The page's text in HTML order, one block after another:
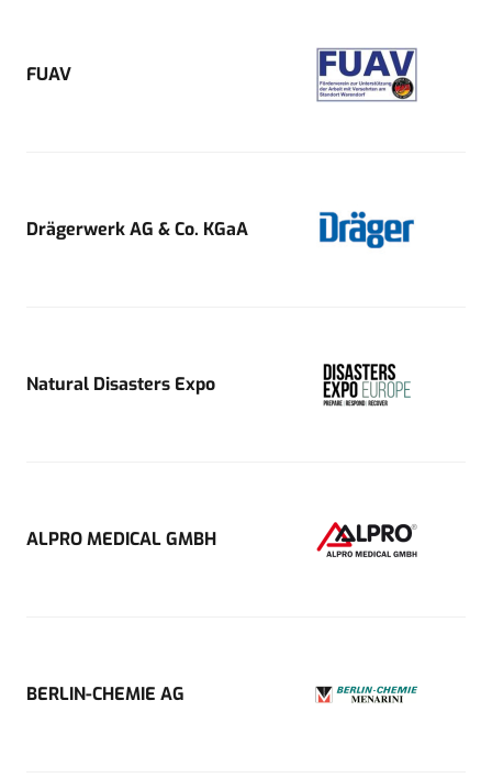
FUAV
Drägerwerk AG & Co. KGaA
Natural Disasters Expo
ALPRO MEDICAL GMBH
BERLIN-CHEMIE AG